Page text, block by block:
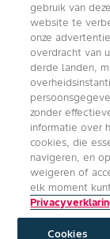
Volg ons
Copyright © Bayer
Algemene
instellingen
gebruik van
website te
onze
overdracht van
derde landen,
zonder
informatie over
cookies, die
navigeren, en
weigeren of
elk moment
Cookies